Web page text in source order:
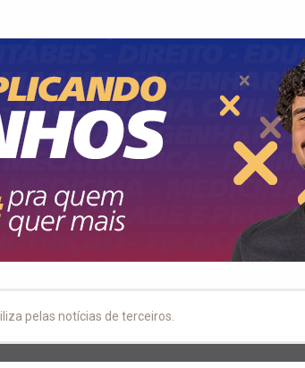
pelas notícias de terceiros.